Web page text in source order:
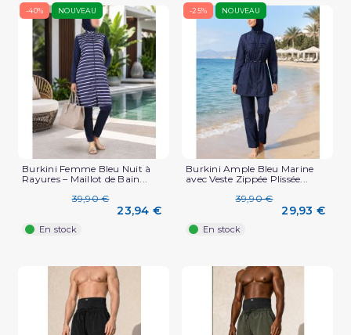
-40% NOUVEAU
Burkini Femme Bleu Nuit à
Rayures – Maillot de Bain...
39,90 €
23,94 €
En stock
-25% NOUVEAU
Burkini Ample Bleu Marine
avec Veste Zippée Plissée...
39,90 €
29,93 €
En stock